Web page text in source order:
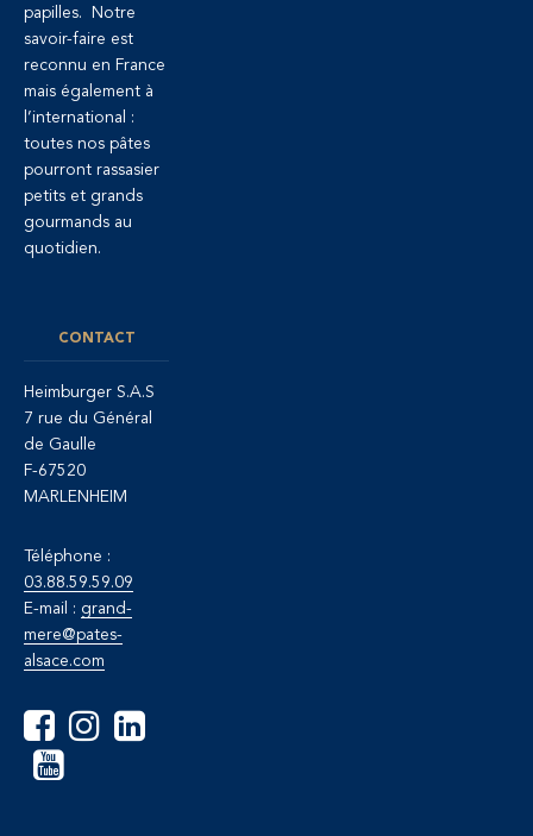
papilles. Notre
savoir-faire est
reconnu en France
mais également à
l’international :
toutes nos pâtes
pourront rassasier
petits et grands
gourmands au
quotidien.
CONTACT
Heimburger S.A.S
7 rue du Général
de Gaulle
F-67520
MARLENHEIM
Téléphone :
03.88.59.59.09
E-mail : grand-
mere@pates-
alsace.com